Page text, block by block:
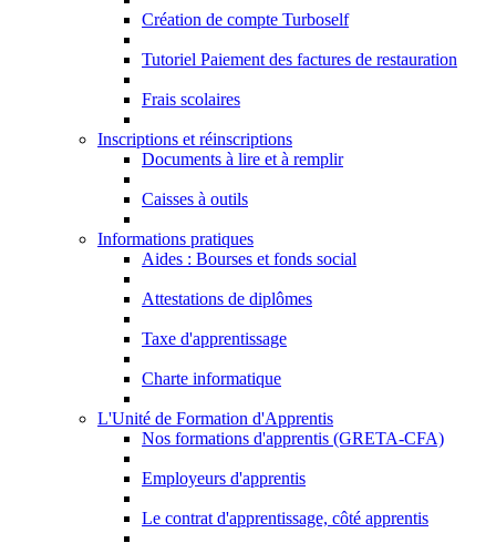
Création de compte Turboself
Tutoriel Paiement des factures de restauration
Frais scolaires
Inscriptions et réinscriptions
Documents à lire et à remplir
Caisses à outils
Informations pratiques
Aides : Bourses et fonds social
Attestations de diplômes
Taxe d'apprentissage
Charte informatique
L'Unité de Formation d'Apprentis
Nos formations d'apprentis (GRETA-CFA)
Employeurs d'apprentis
Le contrat d'apprentissage, côté apprentis